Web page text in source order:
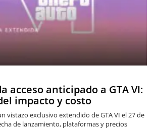
acceso anticipado a GTA VI:
impacto y costo
vistazo exclusivo extendido de GTA VI el 27 de
de lanzamiento, plataformas y precios